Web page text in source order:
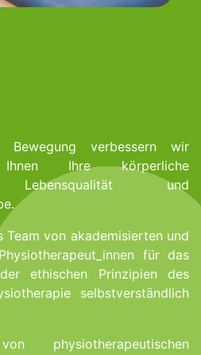
verbessern wir
Ihre körperliche
Lebensqualität und
von akademisierten und
für das
ethischen Prinzipien des
selbstverständlich
physiotherapeutischen